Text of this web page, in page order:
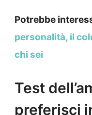
Potrebbe
personalità, il
chi sei
Test
preferisci